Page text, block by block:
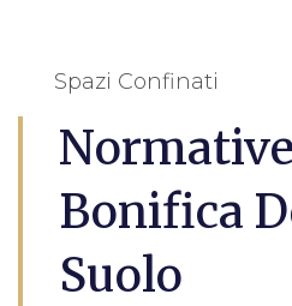
Spazi Confinati
Bonifica
Suolo